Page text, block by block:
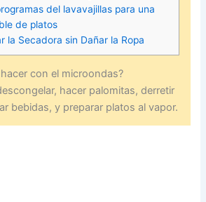
del lavavajillas para una
de platos
la Secadora sin Dañar la Ropa
con el microondas?
hacer palomitas, derretir
bebidas, y preparar platos al vapor.